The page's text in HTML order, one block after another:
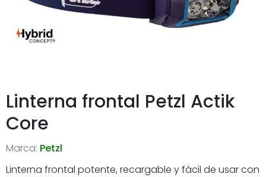
Linterna frontal Petzl Actik
Core
Marca: Petzl
Linterna frontal potente, recargable y fácil de usar con